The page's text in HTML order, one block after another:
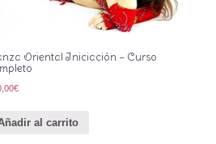
Oriental Iniciación – Curso
€
al carrito